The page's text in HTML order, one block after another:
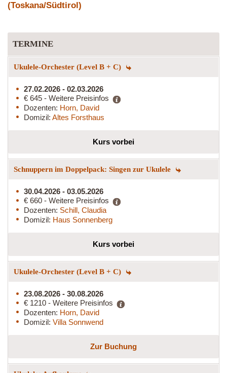
(Toskana/Südtirol)
TERMINE
Ukulele-Orchester (Level B + C)
27.02.2026 - 02.03.2026
€ 645 - Weitere Preisinfos
Dozenten: Horn, David
Domizil: Altes Forsthaus
Kurs vorbei
Schnuppern im Doppelpack: Singen zur Ukulele
30.04.2026 - 03.05.2026
€ 660 - Weitere Preisinfos
Dozenten: Schill, Claudia
Domizil: Haus Sonnenberg
Kurs vorbei
Ukulele-Orchester (Level B + C)
23.08.2026 - 30.08.2026
€ 1210 - Weitere Preisinfos
Dozenten: Horn, David
Domizil: Villa Sonnwend
Zur Buchung